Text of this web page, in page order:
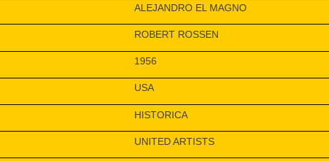
ALEJANDRO EL MAGNO
ROBERT ROSSEN
1956
USA
HISTORICA
UNITED ARTISTS